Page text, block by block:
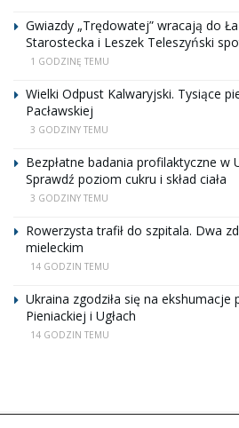
Gwiazdy „Trędowatej” wracają do
Starostecka i Leszek Teleszyński
1 GODZINĘ TEMU
Wielki Odpust Kalwaryjski. Tysiące
Pacławskiej
3 GODZINY TEMU
Bezpłatne badania profilaktyczne w
Sprawdź poziom cukru i skład ciała
3 GODZINY TEMU
Rowerzysta trafił do szpitala. Dwa
mieleckim
14 GODZIN TEMU
Ukraina zgodziła się na ekshumacje
Pieniackiej i Ugłach
14 GODZIN TEMU